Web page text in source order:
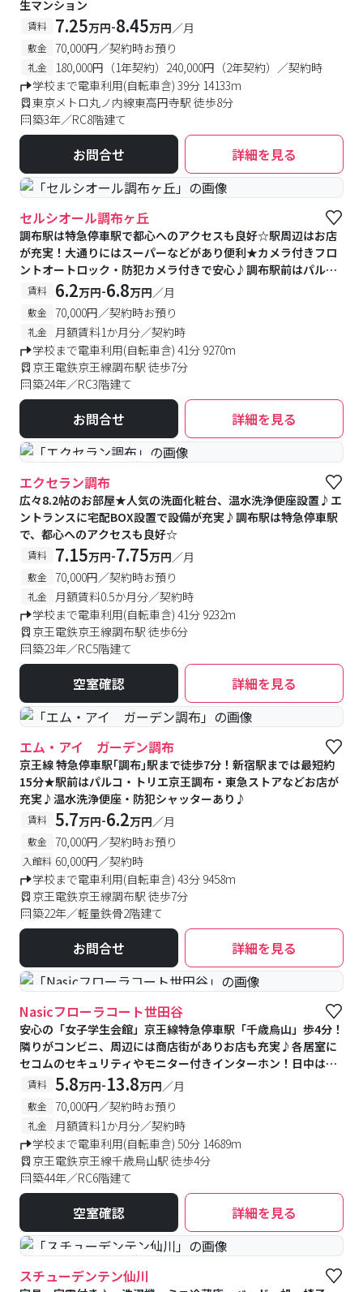
生マンション
賃料 7.25万円-8.45万円／月
敷金 70,000円／契約時お預り
礼金
180,000円（1年契約）240,000円（2年契約）／契約時
学校まで電車利用(自転車含) 39分 14133m
東京メトロ丸ノ内線東高円寺駅 徒歩8分
築3年／RC8階建て
お問合せ 詳細を見る
セルシオール調布ヶ丘
調布駅は特急停車駅で都心へのアクセスも良好☆駅周辺はお店
が充実！大通りにはスーパーなどがあり便利★カメラ付きフロ
ントオートロック・防犯カメラ付きで安心♪調布駅前はパル
コ・トリエ京王調布などのお店が充実
賃料 6.2万円-6.8万円／月
敷金 70,000円／契約時お預り
礼金
月額賃料1か月分／契約時
学校まで電車利用(自転車含) 41分 9270m
京王電鉄京王線調布駅 徒歩7分
築24年／RC3階建て
お問合せ 詳細を見る
#予約受付中 #空室待ち
エクセラン調布
広々8.2帖のお部屋★人気の洗面化粧台、温水洗浄便座設置♪エ
ントランスに宅配BOX設置で設備が充実♪調布駅は特急停車駅
で、都心へのアクセスも良好☆
賃料 7.15万円-7.75万円／月
敷金 70,000円／契約時お預り
礼金
月額賃料0.5か月分／契約時
学校まで電車利用(自転車含) 41分 9232m
京王電鉄京王線調布駅 徒歩6分
築23年／RC5階建て
空室確認 詳細を見る
エム・アイ ガーデン調布
京王線 特急停車駅｢調布｣駅まで徒歩7分！新宿駅までは最短約
15分★駅前はパルコ・トリエ京王調布・東急ストアなどお店が
充実♪温水洗浄便座・防犯シャッターあり♪
賃料 5.7万円-6.2万円／月
敷金 70,000円／契約時お預り
入館料 60,000円／契約時
学校まで電車利用(自転車含) 43分 9458m
京王電鉄京王線調布駅 徒歩7分
築22年／軽量鉄骨2階建て
お問合せ 詳細を見る
#女性専用 #予約受付中 #空室待ち
Nasicフローラコート世田谷
安心の「女子学生会館」京王線特急停車駅「千歳烏山」歩4分！
隣りがコンビニ、周辺には商店街がありお店も充実♪各居室に
セコムのセキュリティやモニター付きインターホン！日中は管
理人さんもいます◎館内にはピアノ室、防音室、カンファレン
スルーム(共有キッチン付スペース)もあります
賃料 5.8万円-13.8万円／月
敷金 70,000円／契約時お預り
礼金
月額賃料1か月分／契約時
学校まで電車利用(自転車含) 50分 14689m
京王電鉄京王線千歳烏山駅 徒歩4分
築44年／RC6階建て
空室確認 詳細を見る
#予約受付中 #空室待ち
スチューデンテン仙川